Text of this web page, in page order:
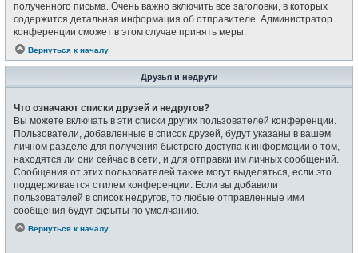
полученного письма. Очень важно включить все заголовки, в которых
содержится детальная информация об отправителе. Администратор
конференции сможет в этом случае принять меры.
Вернуться к началу
Друзья и недруги
Что означают списки друзей и недругов?
Вы можете включать в эти списки других пользователей конференции.
Пользователи, добавленные в список друзей, будут указаны в вашем
личном разделе для получения быстрого доступа к информации о том,
находятся ли они сейчас в сети, и для отправки им личных сообщений.
Сообщения от этих пользователей также могут выделяться, если это
поддерживается стилем конференции. Если вы добавили
пользователей в список недругов, то любые отправленные ими
сообщения будут скрыты по умолчанию.
Вернуться к началу